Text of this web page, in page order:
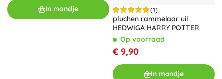
In mandje (1)
pluchen rammelaar uil
HEDWIGA HARRY POTTER
Op voorraad
€ 9,90
In mandje